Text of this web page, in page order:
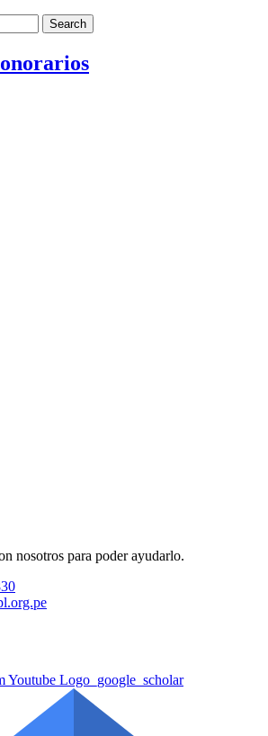
Search
nosotros para poder ayudarlo.
Youtube Logo_google_scholar